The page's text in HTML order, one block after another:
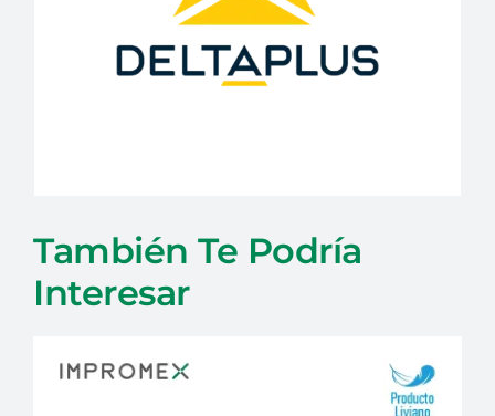
También Te Podría
Interesar